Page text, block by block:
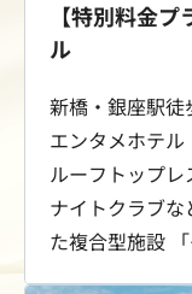
【特別料金
ル
新橋・銀座駅
エンタメホテル
ルーフトップレ
ナイトクラブ
た複合型施設